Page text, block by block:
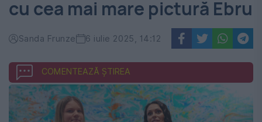
cu cea mai mare pictură Ebru
Sanda Frunze 6 iulie 2025, 14:12
COMENTEAZĂ ȘTIREA